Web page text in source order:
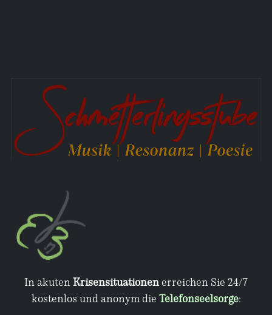
In akutenKrisensituationenerreichen Sie 24/7
kostenlos und anonym die Telefonseelsorge: